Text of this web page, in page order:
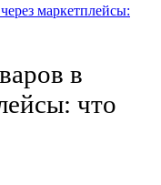
в
что